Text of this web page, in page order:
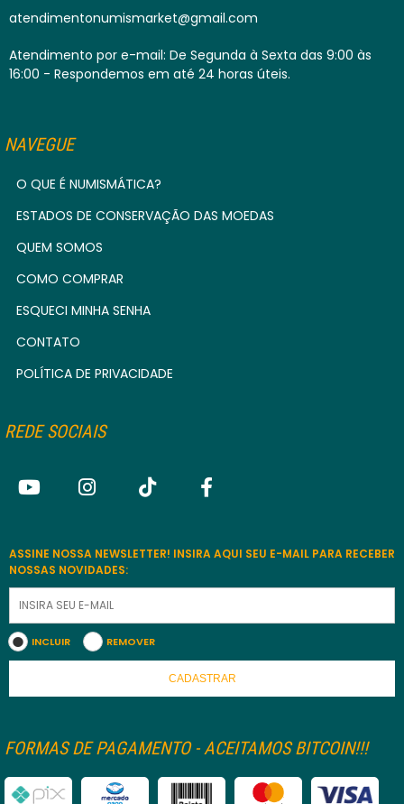
atendimentonumismarket@gmail.com
Atendimento por e-mail: De Segunda à Sexta das 9:00 às
16:00 - Respondemos em até 24 horas úteis.
NAVEGUE
O QUE É NUMISMÁTICA?
ESTADOS DE CONSERVAÇÃO DAS MOEDAS
QUEM SOMOS
COMO COMPRAR
ESQUECI MINHA SENHA
CONTATO
POLÍTICA DE PRIVACIDADE
REDE SOCIAIS
ASSINE NOSSA NEWSLETTER! INSIRA AQUI SEU E-MAIL PARA RECEBER
NOSSAS NOVIDADES:
INCLUIR REMOVER
CADASTRAR
FORMAS DE PAGAMENTO - ACEITAMOS BITCOIN!!!